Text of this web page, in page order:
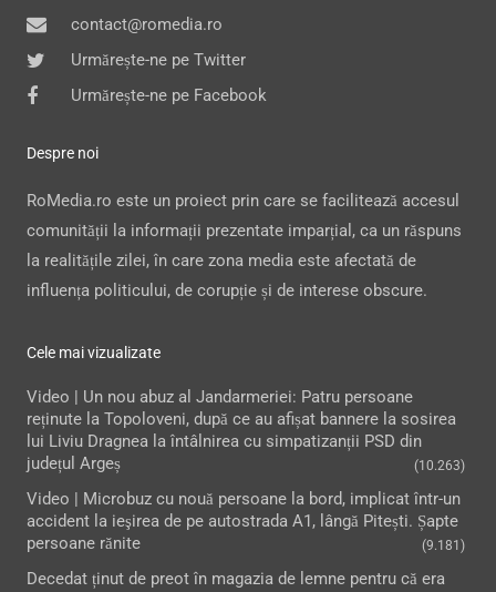
contact@romedia.ro
Urmărește-ne pe Twitter
Urmărește-ne pe Facebook
Despre noi
RoMedia.ro este un proiect prin care se facilitează accesul
comunității la informații prezentate imparțial, ca un răspuns
la realitățile zilei, în care zona media este afectată de
influența politicului, de corupție și de interese obscure.
Cele mai vizualizate
Video | Un nou abuz al Jandarmeriei: Patru persoane
reținute la Topoloveni, după ce au afișat bannere la sosirea
lui Liviu Dragnea la întâlnirea cu simpatizanții PSD din
județul Argeș
(10.263)
Video | Microbuz cu nouă persoane la bord, implicat într-un
accident la ieşirea de pe autostrada A1, lângă Pitești. Șapte
persoane rănite
(9.181)
Decedat ținut de preot în magazia de lemne pentru că era